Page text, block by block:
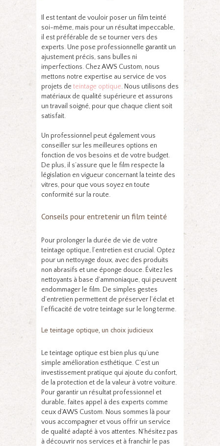
Il est tentant de vouloir poser un film teinté
soi-même, mais pour un résultat impeccable,
il est préférable de se tourner vers des
experts. Une pose professionnelle garantit un
ajustement précis, sans bulles ni
imperfections. Chez AWS Custom, nous
mettons notre expertise au service de vos
projets de teintage optique. Nous utilisons des
matériaux de qualité supérieure et assurons
un travail soigné, pour que chaque client soit
satisfait.
Un professionnel peut également vous
conseiller sur les meilleures options en
fonction de vos besoins et de votre budget.
De plus, il s’assure que le film respecte la
législation en vigueur concernant la teinte des
vitres, pour que vous soyez en toute
conformité sur la route.
Conseils pour entretenir un film teinté
Pour prolonger la durée de vie de votre
teintage optique, l’entretien est crucial. Optez
pour un nettoyage doux, avec des produits
non abrasifs et une éponge douce. Évitez les
nettoyants à base d’ammoniaque, qui peuvent
endommager le film. De simples gestes
d’entretien permettent de préserver l’éclat et
l’efficacité de votre teintage sur le long terme.
Le teintage optique, un choix judicieux
Le teintage optique est bien plus qu’une
simple amélioration esthétique. C’est un
investissement pratique qui ajoute du confort,
de la protection et de la valeur à votre voiture.
Pour garantir un résultat professionnel et
durable, faites appel à des experts comme
ceux d’AWS Custom. Nous sommes là pour
vous accompagner et vous offrir un service
de qualité adapté à vos attentes. N’hésitez pas
à découvrir nos services et à franchir le pas